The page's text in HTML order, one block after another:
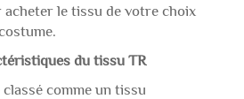
le tissu de votre choix
du tissu TR
comme un tissu